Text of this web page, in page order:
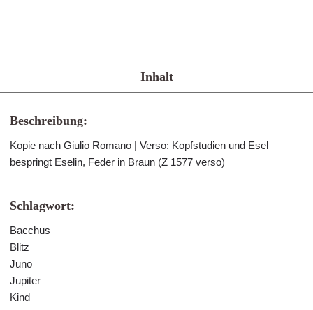
Inhalt
Beschreibung:
Kopie nach Giulio Romano | Verso: Kopfstudien und Esel
bespringt Eselin, Feder in Braun (Z 1577 verso)
Schlagwort:
Bacchus
Blitz
Juno
Jupiter
Kind